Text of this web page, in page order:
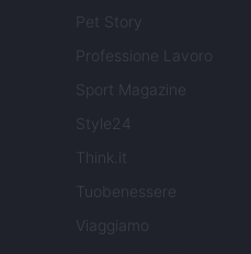
Pet Story
Professione Lavoro
Sport Magazine
Style24
Think.it
Tuobenessere
Viaggiamo